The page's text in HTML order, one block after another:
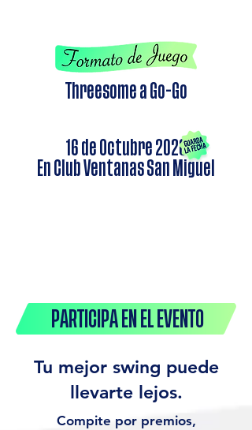
Threesome a Go-Go
16 de Octubre 2026
En Club Ventanas San Miguel
PARTICIPA EN EL EVENTO
Tu mejor swing puede
llevarte lejos.
Compite por premios,